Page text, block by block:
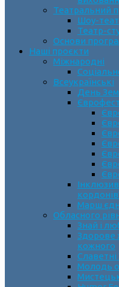
Театральний
Шоу-
Театр-
Основи
Наші проєкти
Міжнародні
Всеукраїнські
День
Єврофест
Марш
Обласного
Знай і
Здорове
кожного
Молодь